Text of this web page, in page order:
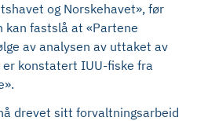
og Norskehavet», før
kan fastslå at «Partene
av analysen av uttaket av
konstatert IUU-fiske fra
drevet sitt forvaltningsarbeid